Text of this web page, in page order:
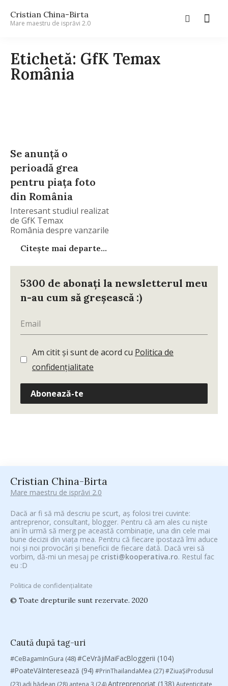
Cristian China-Birta
Mare maestru de isprăvi 2.0
Etichetă: GfK Temax
România
Se anunţă o
perioadă grea
pentru piaţa foto
din România
Interesant studiul realizat
de GfK Temax
România despre vanzarile
Citește mai departe...
5300 de abonați la newsletterul meu
n-au cum să greșească :)
Am citit și sunt de acord cu Politica de
confidențialitate
Abonează-te
Cristian China-Birta
Mare maestru de isprăvi 2.0
Dacă ar fi să mă descriu pe scurt, aș folosi trei cuvinte:
antreprenor, consultant, blogger. Pentru că am ales cu niște
ani în urmă să merg pe această combinație, una din cele mai
bune decizii din viața mea. Pentru că fiecare ipostază îmi aduce
noi și noi provocări și beneficii de fiecare dată. Dacă vrei să
vorbim, dă-mi un mesaj pe cristi@kooperativa.ro. Restul fac
eu :D
Politica de confidențialitate
© Toate drepturile sunt rezervate. 2020
Caută după tag-uri
#CeBagamInGura (48)#CeVrăjiMaiFacBloggerii (104)
#PoateVăInteresează (94) #PrinThailandaMea (27)#ZiuaȘiProdusul
(23) adi hădean (28) antena 3 (24)Antreprenoriat (138) Autenticitate